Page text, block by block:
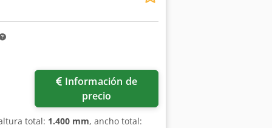
precio
total: 1.400 mm, ancho total: